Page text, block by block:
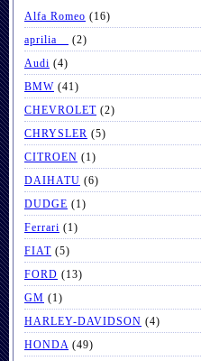
Alfa Romeo (16)
aprilia
(2)
Audi (4)
BMW (41)
CHEVROLET (2)
CHRYSLER (5)
CITROEN (1)
DAIHATU (6)
DUDGE (1)
Ferrari (1)
FIAT (5)
FORD (13)
GM (1)
HARLEY-DAVIDSON (4)
HONDA (49)